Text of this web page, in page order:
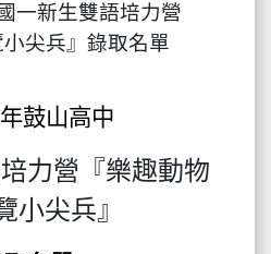
一新生雙語培力營
小尖兵』錄取名單
鼓山高中
力營『樂趣動物
小尖兵』